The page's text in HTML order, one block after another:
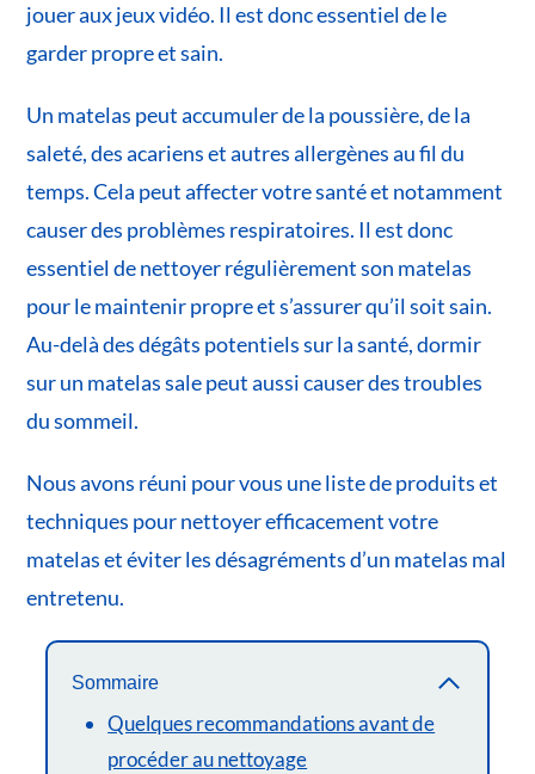
jouer aux jeux vidéo. Il est donc essentiel de le
garder propre et sain.
Un matelas peut accumuler de la poussière, de la
saleté, des acariens et autres allergènes au fil du
temps. Cela peut affecter votre santé et notamment
causer des problèmes respiratoires. Il est donc
essentiel de nettoyer régulièrement son matelas
pour le maintenir propre et s’assurer qu’il soit sain.
Au-delà des dégâts potentiels sur la santé, dormir
sur un matelas sale peut aussi causer des troubles
du sommeil.
Nous avons réuni pour vous une liste de produits et
techniques pour nettoyer efficacement votre
matelas et éviter les désagréments d’un matelas mal
entretenu.
Sommaire
Quelques recommandations avant de
procéder au nettoyage